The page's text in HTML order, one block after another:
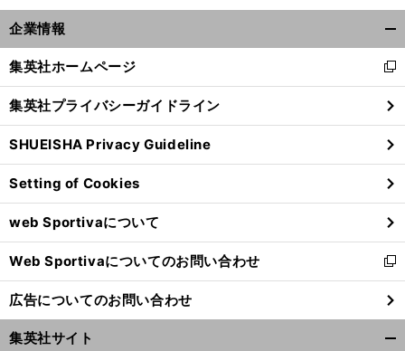
企業情報
閉
る
集英社ホームページ
新
し
い
ウ
ィ
ン
ド
ウ
で
開
く
集英社プライバシーガイドライン
SHUEISHA Privacy Guideline
Setting of Cookies
web Sportivaについて
Web Sportivaについてのお問い合わせ
新
し
い
ウ
ィ
広告についてのお問い合わせ
集英社サイト